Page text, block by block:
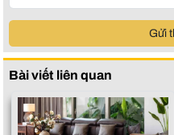
Gửi
Bài viết liên quan